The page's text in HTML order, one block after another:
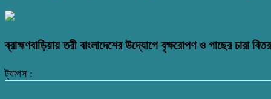
ব্রাহ্মণবাড়িয়ায় তরী বাংলাদেশের উদ্যোগে বৃক্ষরোপণ ও গাছের চারা
ট্যাগস :